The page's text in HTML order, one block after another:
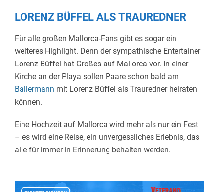
LORENZ BÜFFEL ALS TRAUREDNER
Für alle großen Mallorca-Fans gibt es sogar ein
weiteres Highlight. Denn der sympathische Entertainer
Lorenz Büffel hat Großes auf Mallorca vor. In einer
Kirche an der Playa sollen Paare schon bald am
Ballermann mit Lorenz Büffel als Trauredner heiraten
können.
Eine Hochzeit auf Mallorca wird mehr als nur ein Fest
– es wird eine Reise, ein unvergessliches Erlebnis, das
alle für immer in Erinnerung behalten werden.